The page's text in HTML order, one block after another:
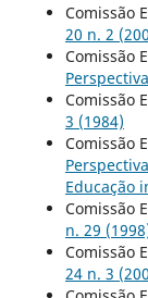
Comissão
20 n. 2
Comissão
Comissão
3 (1984)
Comissão
Educação
Comissão
n. 29
Comissão
24 n. 3